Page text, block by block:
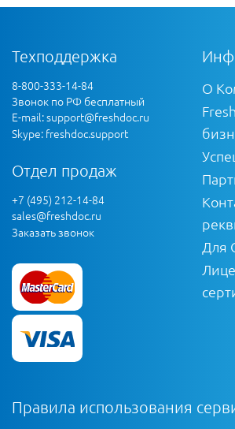
Техподдержка
8-800-333-14-84
Звонок по РФ бесплатный
E-mail:support@freshdoc.ru
Skype: freshdoc.support
Отдел продаж
+7 (495) 212-14-84
sales@freshdoc.ru
Заказать звонок
О
Для
Правила использования